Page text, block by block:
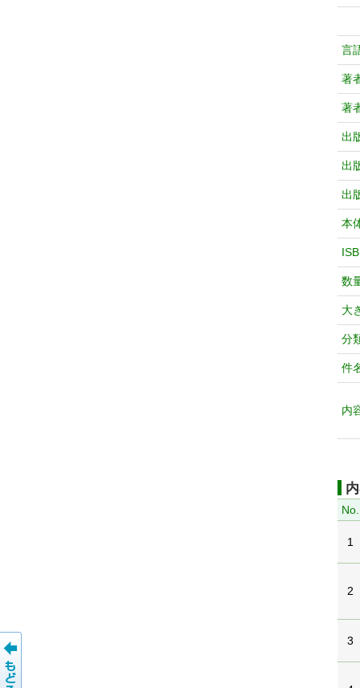
言
著
著
出
出
出
本
数
大
分
件
内
No.
1
2
3